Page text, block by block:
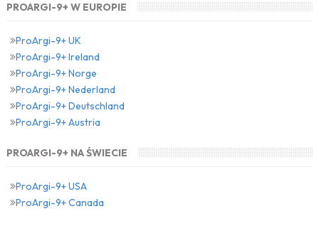
PROARGI-9+ W EUROPIE
ProArgi-9+ UK
ProArgi-9+ Ireland
ProArgi-9+ Norge
ProArgi-9+ Nederland
ProArgi-9+ Deutschland
ProArgi-9+ Austria
PROARGI-9+ NA ŚWIECIE
ProArgi-9+ USA
ProArgi-9+ Canada